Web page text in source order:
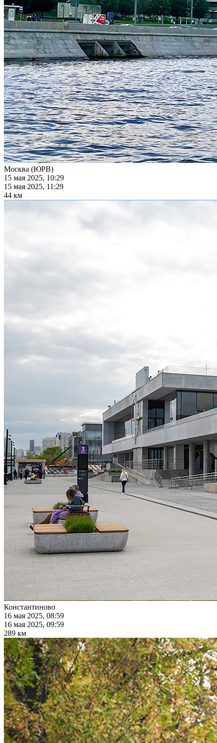
Москва (ЮРВ)
15 мая 2025, 10:29
15 мая 2025, 11:29
44 км
Константиново
16 мая 2025, 08:59
16 мая 2025, 09:59
289 км